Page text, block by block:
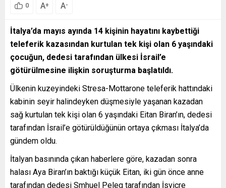
0 A+ A-
İtalya’da mayıs ayında 14 kişinin hayatını kaybettiği
teleferik kazasından kurtulan tek kişi olan 6 yaşındaki
çocuğun, dedesi tarafından ülkesi İsrail’e
götürülmesine ilişkin soruşturma başlatıldı.
Ülkenin kuzeyindeki Stresa-Mottarone teleferik hattındaki
kabinin seyir halindeyken düşmesiyle yaşanan kazadan
sağ kurtulan tek kişi olan 6 yaşındaki Eitan Biran’ın, dedesi
tarafından İsrail’e götürüldüğünün ortaya çıkması İtalya’da
gündem oldu.
İtalyan basınında çıkan haberlere göre, kazadan sonra
halası Aya Biran’ın baktığı küçük Eitan, iki gün önce anne
tarafından dedesi Smhuel Peleg tarafından İsviçre